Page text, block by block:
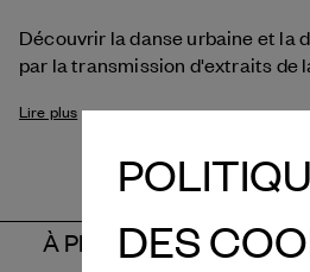
Découvrir la danse urbaine et la
par la transmission d'extraits de
Lire plus
À PROPOS DE L'ARTISTE
DES